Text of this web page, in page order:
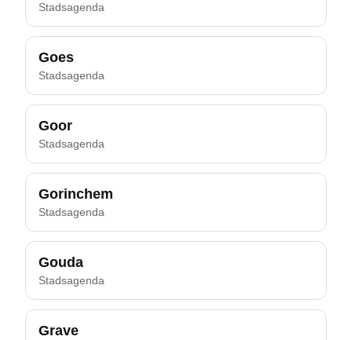
Stadsagenda
Goes
Stadsagenda
Goor
Stadsagenda
Gorinchem
Stadsagenda
Gouda
Stadsagenda
Grave